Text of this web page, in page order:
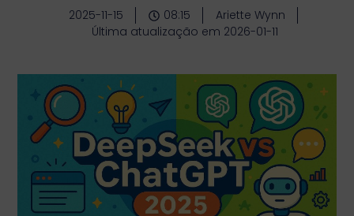
2025-11-15 08:15
Ariette Wynn
Última atualização em 2026-01-11